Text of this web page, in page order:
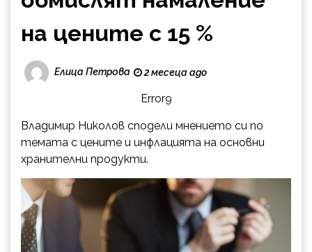
на цените с 15 %
Елица Петрова 2 месеца ago
Error9
Владимир Николов сподели мнението си по
темата с цените и инфлацията на основни
хранителни продукти.